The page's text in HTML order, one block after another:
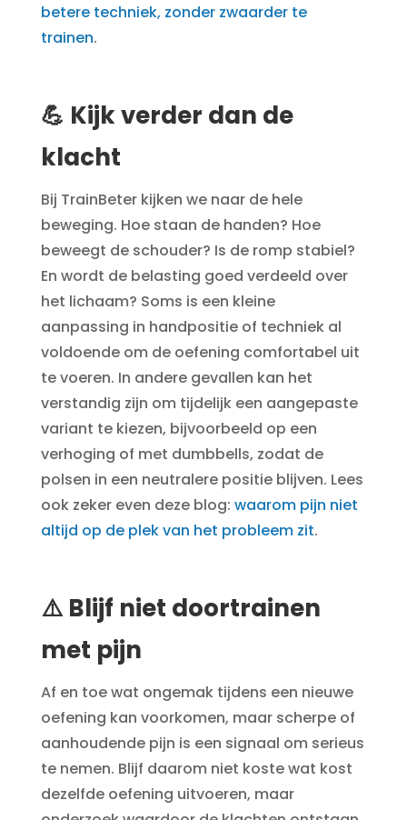
betere techniek, zonder zwaarder te
trainen.
💪 Kijk verder dan de
klacht
Bij TrainBeter kijken we naar de hele
beweging. Hoe staan de handen? Hoe
beweegt de schouder? Is de romp stabiel?
En wordt de belasting goed verdeeld over
het lichaam? Soms is een kleine
aanpassing in handpositie of techniek al
voldoende om de oefening comfortabel uit
te voeren. In andere gevallen kan het
verstandig zijn om tijdelijk een aangepaste
variant te kiezen, bijvoorbeeld op een
verhoging of met dumbbells, zodat de
polsen in een neutralere positie blijven. Lees
ook zeker even deze blog: waarom pijn niet
altijd op de plek van het probleem zit.
⚠️ Blijf niet doortrainen
met pijn
Af en toe wat ongemak tijdens een nieuwe
oefening kan voorkomen, maar scherpe of
aanhoudende pijn is een signaal om serieus
te nemen. Blijf daarom niet koste wat kost
dezelfde oefening uitvoeren, maar